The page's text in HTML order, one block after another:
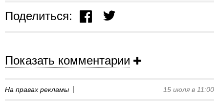
Поделиться:
Показать комментарии
На правах рекламы 15 июля в 11:00